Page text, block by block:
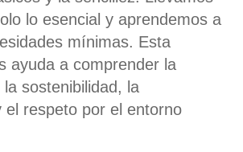
lo esencial y aprendemos a
mínimas. Esta
ayuda a comprender la
sostenibilidad, la
el respeto por el entorno